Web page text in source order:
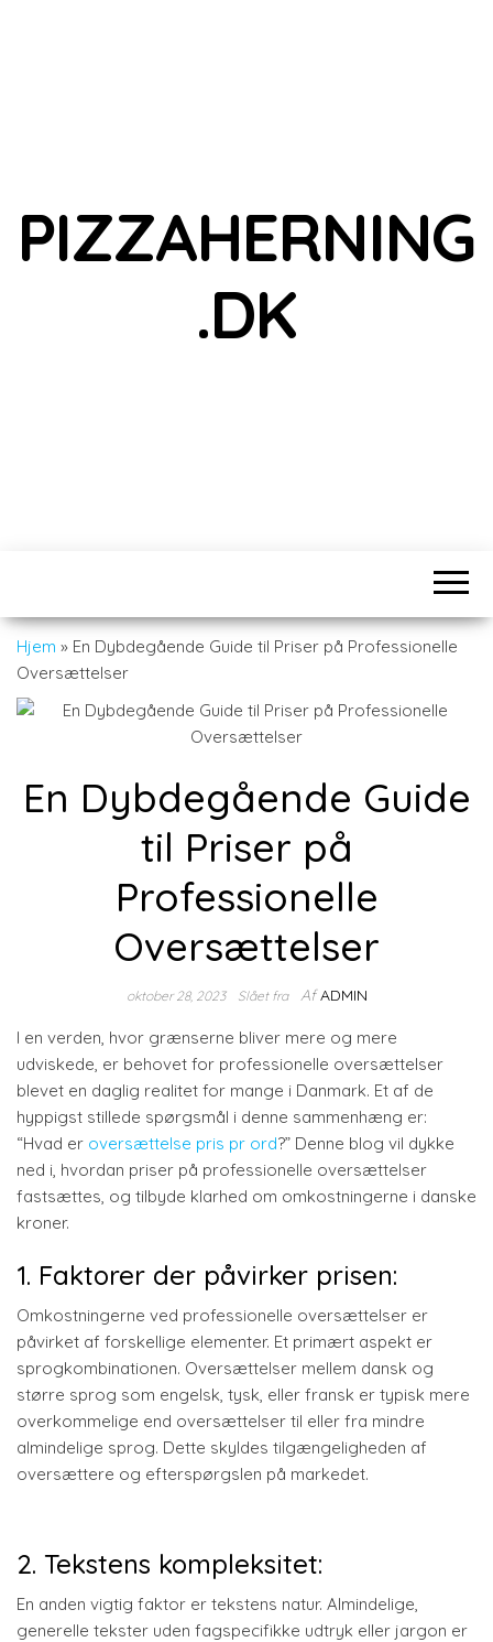
PIZZAHERNING
.DK
Hjem » En Dybdegående Guide til Priser på Professionelle
Oversættelser
En Dybdegående Guide
til Priser på
Professionelle
Oversættelser
oktober 28, 2023 Slået fra Af ADMIN
I en verden, hvor grænserne bliver mere og mere
udviskede, er behovet for professionelle oversættelser
blevet en daglig realitet for mange i Danmark. Et af de
hyppigst stillede spørgsmål i denne sammenhæng er:
“Hvad er oversættelse pris pr ord?” Denne blog vil dykke
ned i, hvordan priser på professionelle oversættelser
fastsættes, og tilbyde klarhed om omkostningerne i danske
kroner.
1. Faktorer der påvirker prisen:
Omkostningerne ved professionelle oversættelser er
påvirket af forskellige elementer. Et primært aspekt er
sprogkombinationen. Oversættelser mellem dansk og
større sprog som engelsk, tysk, eller fransk er typisk mere
overkommelige end oversættelser til eller fra mindre
almindelige sprog. Dette skyldes tilgængeligheden af
oversættere og efterspørgslen på markedet.
2. Tekstens kompleksitet:
En anden vigtig faktor er tekstens natur. Almindelige,
generelle tekster uden fagspecifikke udtryk eller jargon er